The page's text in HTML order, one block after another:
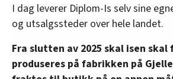
I dag leverer Diplom-Is selv sine
og utsalgssteder over hele landet.
Fra slutten av 2025 skal isen
produseres på fabrikken på